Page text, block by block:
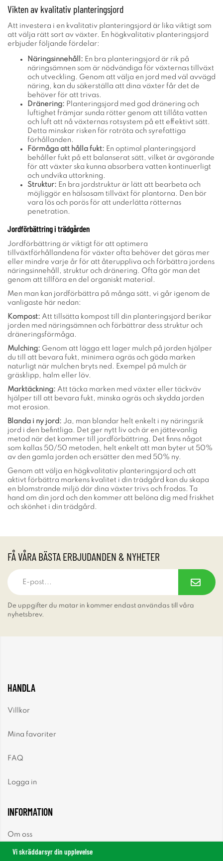
Vikten av kvalitativ planteringsjord
Att investera i en kvalitativ planteringsjord är lika viktigt som
att välja rätt sort av växter. En högkvalitativ planteringsjord
erbjuder följande fördelar:
Näringsinnehåll: En bra planteringsjord är rik på
näringsämnen som är nödvändiga för växternas tillväxt
och utveckling. Genom att välja en jord med väl avvägd
näring, kan du säkerställa att dina växter får det de
behöver för att trivas.
Dränering: Planteringsjord med god dränering och
luftighet främjar sunda rötter genom att tillåta vatten
och luft att nå växternas rotsystem på ett effektivt sätt.
Detta minskar risken för rotröta och syrefattiga
förhållanden.
Förmåga att hålla fukt: En optimal planteringsjord
behåller fukt på ett balanserat sätt, vilket är avgörande
för att växter ska kunna absorbera vatten kontinuerligt
och undvika uttorkning.
Struktur: En bra jordstruktur är lätt att bearbeta och
möjliggör en hälsosam tillväxt för plantorna. Den bör
vara lös och porös för att underlätta rötternas
penetration.
Jordförbättring i trädgården
Jordförbättring är viktigt för att optimera
tillväxtförhållandena för växter ofta behöver det göras mer
eller mindre varje år för att återuppliva och förbättra jordens
näringsinnehåll, struktur och dränering. Ofta gör man det
genom att tillföra en del organiskt material.
Men man kan jordförbättra på många sätt, vi går igenom de
vanligaste här nedan:
Kompost: Att tillsätta kompost till din planteringsjord berikar
jorden med näringsämnen och förbättrar dess struktur och
dräneringsförmåga.
Mulching: Genom att lägga ett lager mulch på jorden hjälper
du till att bevara fukt, minimera ogräs och göda marken
naturligt när mulchen bryts ned. Exempel på mulch är
gräsklipp, halm eller löv.
Marktäckning: Att täcka marken med växter eller täckväv
hjälper till att bevara fukt, minska ogräs och skydda jorden
mot erosion.
Blanda i ny jord: Ja, man blandar helt enkelt i ny näringsrik
jord i den befintliga. Det ger nytt liv och är en jättevanlig
metod när det kommer till jordförbättring. Det finns något
som kallas 50/50 metoden, helt enkelt att man byter ut 50%
av den gamla jorden och ersätter den med 50% ny.
Genom att välja en högkvalitativ planteringsjord och att
aktivt förbättra markens kvalitet i din trädgård kan du skapa
en blomstrande miljö där dina växter trivs och frodas. Ta
hand om din jord och den kommer att belöna dig med friskhet
och skönhet i din trädgård.
FÅ VÅRA BÄSTA ERBJUDANDEN & NYHETER
De uppgifter du matar in kommer endast användas till våra
nyhetsbrev.
HANDLA
Villkor
Mina favoriter
FAQ
Logga in
INFORMATION
Om oss
Vi skräddarsyr din upplevelse